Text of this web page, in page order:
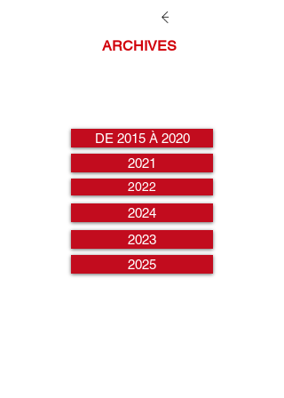
ARCHIVES
DE 2015 À 2020
2021
2022
2024
2023
2025